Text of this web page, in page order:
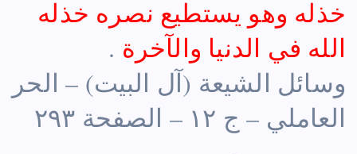
خذله وهو يستطيع نصره خذله
الله في الدنيا والآخرة .
وسائل الشيعة (آل البيت) – الحر
العاملي – ج ١٢ – الصفحة ٢٩٣